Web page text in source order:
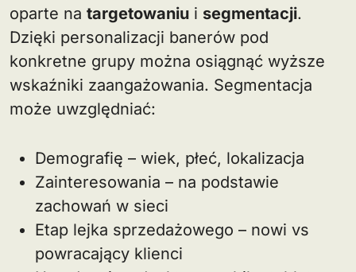
oparte na targetowaniu i segmentacji.
Dzięki personalizacji banerów pod
konkretne grupy można osiągnąć wyższe
wskaźniki zaangażowania. Segmentacja
może uwzględniać:
Demografię – wiek, płeć, lokalizacja
Zainteresowania – na podstawie
zachowań w sieci
Etap lejka sprzedażowego – nowi vs
powracający klienci